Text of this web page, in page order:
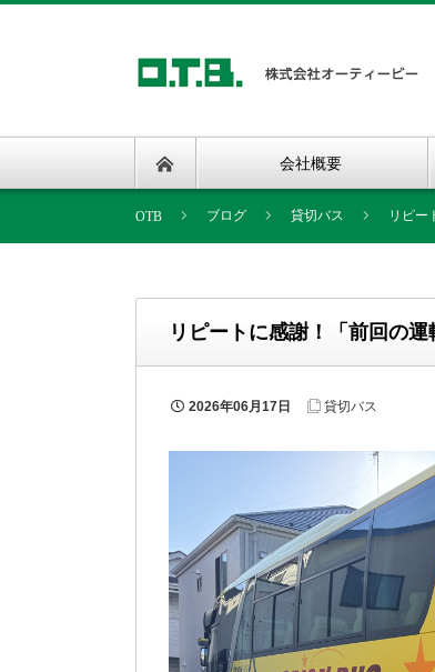
会社概要
ブログ 貸切バス リピー
リピートに感謝！「前回の
2026年06月17日 貸切バス